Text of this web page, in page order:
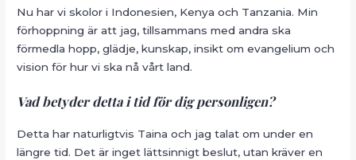
Nu har vi skolor i Indonesien, Kenya och Tanzania. Min
förhoppning är att jag, tillsammans med andra ska
förmedla hopp, glädje, kunskap, insikt om evangelium och
vision för hur vi ska nå vårt land.
Vad betyder detta i tid för dig personligen?
Detta har naturligtvis Taina och jag talat om under en
längre tid. Det är inget lättsinnigt beslut, utan kräver en